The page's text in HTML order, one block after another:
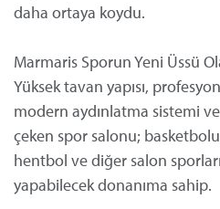
daha ortaya koydu.
Marmaris Sporun Yeni Üssü
Yüksek tavan yapısı,
modern aydınlatma sistemi
çeken spor salonu;
hentbol ve diğer salon
yapabilecek donanıma sahip.